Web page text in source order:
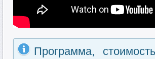
Программа,